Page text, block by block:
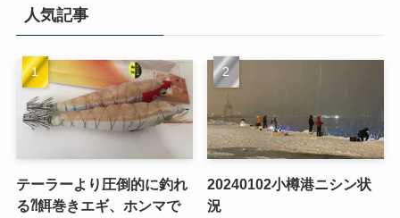
人気記事
テーラーより圧倒的に釣れ
る⁈餌巻きエギ、ホンマで
20240102小樽港ニシン状
況